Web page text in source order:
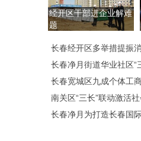
经开区干部进企业解难
题
长春经开区多举措提振
长春净月街道华业社区“
长春宽城区九成个体工
南关区“三长”联动激活
长春净月为打造长春国